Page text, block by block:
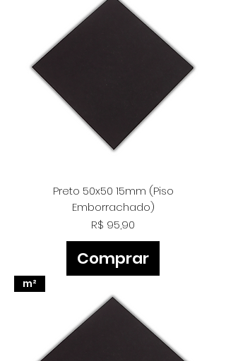
Preto 50x50 15mm (Piso
Emborrachado)
Preço
R$ 95,90
Comprar
m²